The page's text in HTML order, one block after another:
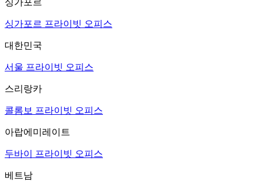
싱가포르 프라이빗 오피스
대한민국
서울 프라이빗 오피스
스리랑카
콜롬보 프라이빗 오피스
아랍에미레이트
두바이 프라이빗 오피스
베트남